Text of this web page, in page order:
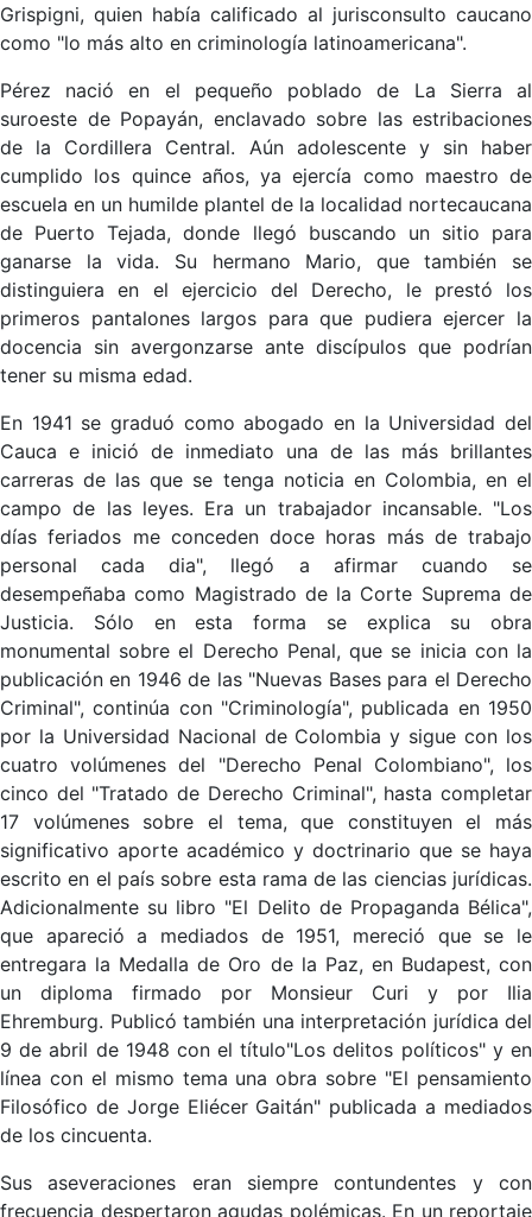
Grispigni, quien había calificado al jurisconsulto caucano
como "lo más alto en criminología latinoamericana".
Pérez nació en el pequeño poblado de La Sierra al
suroeste de Popayán, enclavado sobre las estribaciones
de la Cordillera Central. Aún adolescente y sin haber
cumplido los quince años, ya ejercía como maestro de
escuela en un humilde plantel de la localidad nortecaucana
de Puerto Tejada, donde llegó buscando un sitio para
ganarse la vida. Su hermano Mario, que también se
distinguiera en el ejercicio del Derecho, le prestó los
primeros pantalones largos para que pudiera ejercer la
docencia sin avergonzarse ante discípulos que podrían
tener su misma edad.
En 1941 se graduó como abogado en la Universidad del
Cauca e inició de inmediato una de las más brillantes
carreras de las que se tenga noticia en Colombia, en el
campo de las leyes. Era un trabajador incansable. "Los
días feriados me conceden doce horas más de trabajo
personal cada dia", llegó a afirmar cuando se
desempeñaba como Magistrado de la Corte Suprema de
Justicia. Sólo en esta forma se explica su obra
monumental sobre el Derecho Penal, que se inicia con la
publicación en 1946 de las "Nuevas Bases para el Derecho
Criminal", continúa con "Criminología", publicada en 1950
por la Universidad Nacional de Colombia y sigue con los
cuatro volúmenes del "Derecho Penal Colombiano", los
cinco del "Tratado de Derecho Criminal", hasta completar
17 volúmenes sobre el tema, que constituyen el más
significativo aporte académico y doctrinario que se haya
escrito en el país sobre esta rama de las ciencias jurídicas.
Adicionalmente su libro "El Delito de Propaganda Bélica",
que apareció a mediados de 1951, mereció que se le
entregara la Medalla de Oro de la Paz, en Budapest, con
un diploma firmado por Monsieur Curi y por Ilia
Ehremburg. Publicó también una interpretación jurídica del
9 de abril de 1948 con el título"Los delitos políticos" y en
línea con el mismo tema una obra sobre "El pensamiento
Filosófico de Jorge Eliécer Gaitán" publicada a mediados
de los cincuenta.
Sus aseveraciones eran siempre contundentes y con
frecuencia despertaron agudas polémicas. En un reportaje